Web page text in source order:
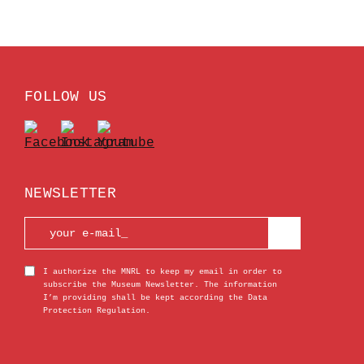
FOLLOW US
NEWSLETTER
I authorize the MNRL to keep my email in order to
subscribe the Museum Newsletter. The information
I’m providing shall be kept according the Data
Protection Regulation.